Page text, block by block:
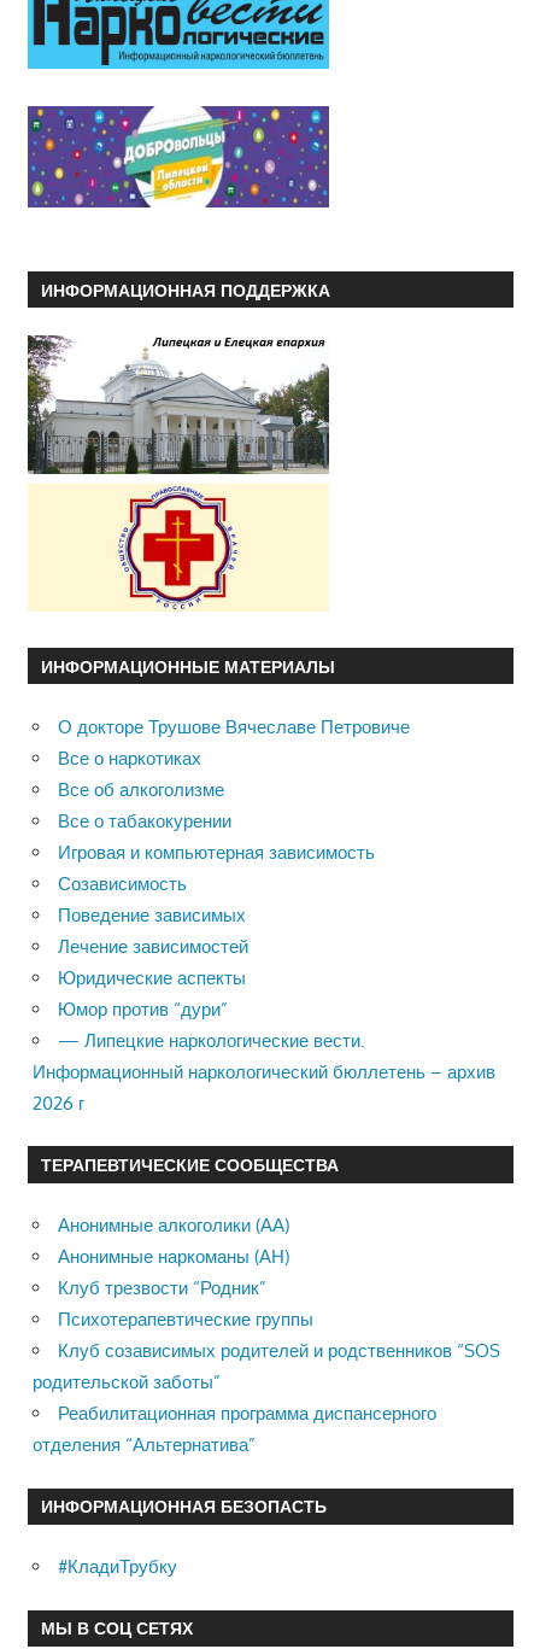
ИНФОРМАЦИОННАЯ ПОДДЕРЖКА
ИНФОРМАЦИОННЫЕ МАТЕРИАЛЫ
О докторе Трушове Вячеславе Петровиче
Все о наркотиках
Все об алкоголизме
Все о табакокурении
Игровая и компьютерная зависимость
Созависимость
Поведение зависимых
Лечение зависимостей
Юридические аспекты
Юмор против “дури”
— Липецкие наркологические вести.
Информационный наркологический бюллетень – архив
2026 г
ТЕРАПЕВТИЧЕСКИЕ СООБЩЕСТВА
Анонимные алкоголики (АА)
Анонимные наркоманы (АН)
Клуб трезвости “Родник”
Психотерапевтические группы
Клуб созависимых родителей и родственников “SOS
родительской заботы”
Реабилитационная программа диспансерного
отделения “Альтернатива”
ИНФОРМАЦИОННАЯ БЕЗОПАСТЬ
#КладиТрубку
МЫ В СОЦ СЕТЯХ